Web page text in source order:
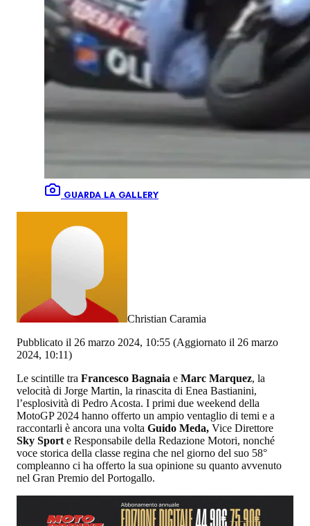
GUARDA LA GALLERY
Christian Caramia
Pubblicato il 26 marzo 2024, 10:55 (Aggiornato il 26 marzo
2024, 10:11)
Le scintille tra Francesco Bagnaia e Marc Marquez, la
velocità di Jorge Martin, la rinascita di Enea Bastianini,
l’esplosività di Pedro Acosta. I primi due weekend della
MotoGP 2024 hanno offerto un ampio ventaglio di temi e a
raccontarli è ancora una volta Guido Meda, Vice Direttore
Sky Sport e Responsabile della Redazione Motori, nonché
voce storica della classe regina che nel giorno del suo 58°
compleanno ci ha offerto la sua opinione su quanto avvenuto
nel Gran Premio del Portogallo.